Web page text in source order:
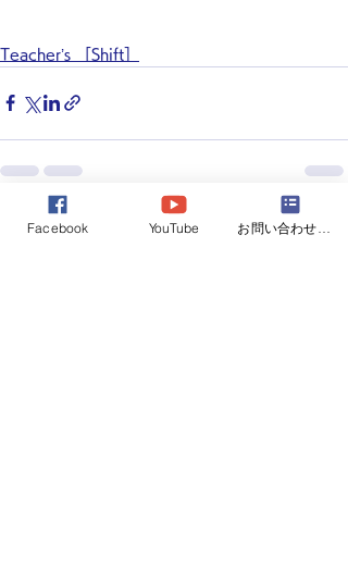
Teacher’s ［Shift］
最新記事 すべて表示
Facebook YouTube